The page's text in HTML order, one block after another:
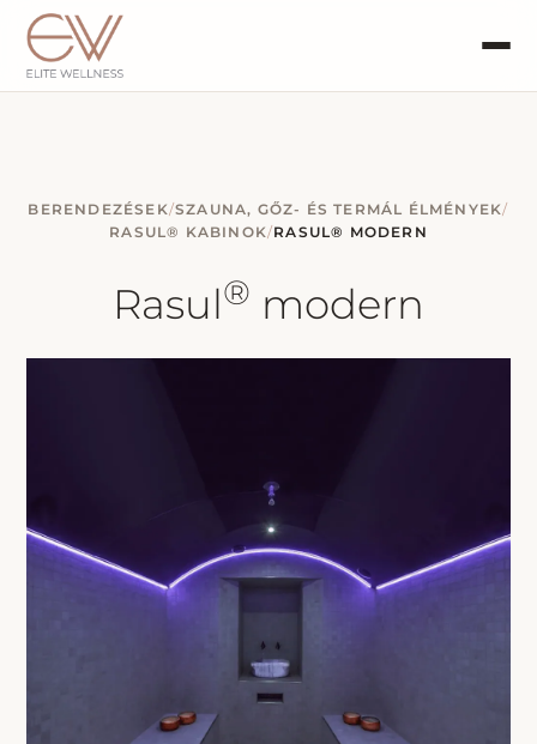
BERENDEZÉSEK/SZAUNA, GŐZ- ÉS TERMÁL ÉLMÉNYEK/
RASUL® KABINOK/RASUL® MODERN
Rasul® modern